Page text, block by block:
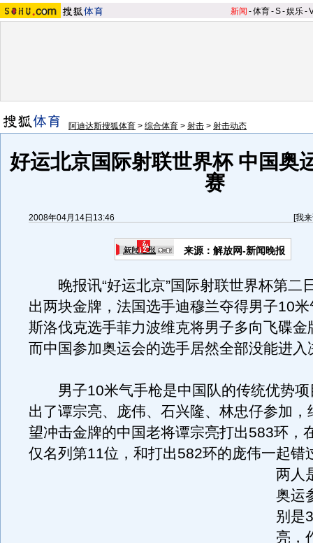
新闻 -体育-S-娱乐-
阿迪达斯搜狐体育 > 综合体育 > 射击 > 射击动态
好运北京国际射联世界杯 中国奥
赛
2008年04月14日13:46 [我
来源：解放网-新闻晚报
晚报讯“好运北京”国际射联世界杯第二
出两块金牌，法国选手迪穆兰夺得男子10
斯洛伐克选手菲力波维克将男子多向飞碟金
而中国参加奥运会的选手居然全部没能进入
男子10米气手枪是中国队的传统优势项
出了谭宗亮、庞伟、石兴隆、林忠仔参加，
望冲击金牌的中国老将谭宗亮打出583环，
仅名列第11位，和打出582环的庞伟一起错
两人
奥运
别是
亮，